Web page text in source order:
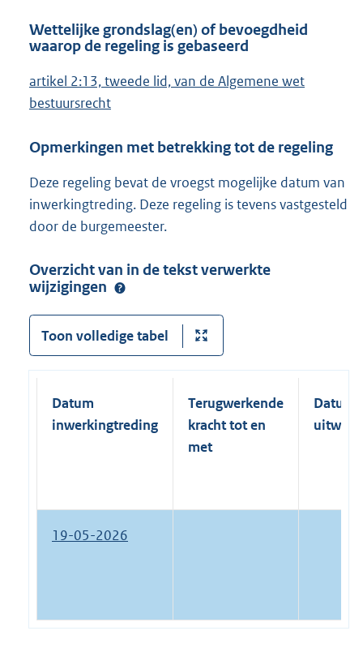
Wettelijke grondslag(en) of bevoegdheid
waarop de regeling is gebaseerd
artikel 2:13, tweede lid, van de Algemene wet
bestuursrecht
Opmerkingen met betrekking tot de regeling
Deze regeling bevat de vroegst mogelijke datum van
inwerkingtreding. Deze regeling is tevens vastgesteld
door de burgemeester.
Overzicht van in de tekst verwerkte
wijzigingen
Toon volledige tabel
Datum
inwerkingtreding
Terugwerkende
kracht tot en
met
Datum
19-05-2026